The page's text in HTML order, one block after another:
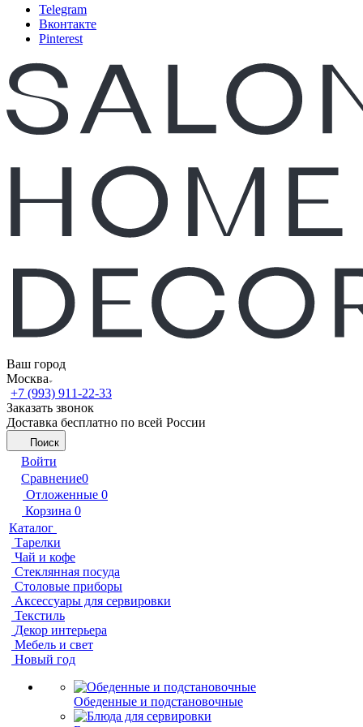
Telegram
Вконтакте
Pinterest
Ваш город
Москва
+7 (993) 911-22-33
Заказать звонок
Доставка бесплатно по всей России
Поиск
Войти
Сравнение0
Отложенные 0
Корзина 0
Каталог
Тарелки
Чай и кофе
Стеклянная посуда
Столовые приборы
Аксессуары для сервировки
Текстиль
Декор интерьера
Мебель и свет
Новый год
Обеденные и подстановочные